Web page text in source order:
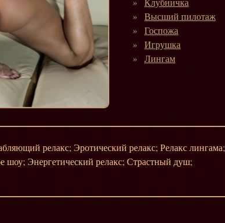
Высший пилотаж
Госпожа
Игрушка
Лингам
релакс; Эротический релакс; Релакс лингама;
Энергетический релакс; Страстный душ;